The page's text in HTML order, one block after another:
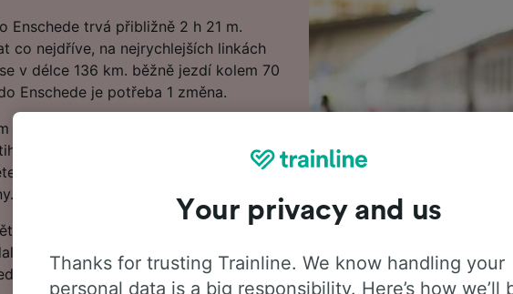
Enschede trvá přibližně 2 h 21 m.
co nejdříve, na nejrychlejších linkách
v délce 136 km. běžně jezdí kolem 70
Enschede je potřeba 1 změna.
do Enschede začínají na 29.60 €,
což může být levnější než
hledat v našem Plánovači cest a
hledat nejlevnější vlakové jízdenky u
informace včetně našeho jízdního
odjezdy vlaků a také tipy, jak najít
Your privacy and us
Thanks for trusting Trainline. We know handling your
personal data is a big responsibility. Here’s how we’ll